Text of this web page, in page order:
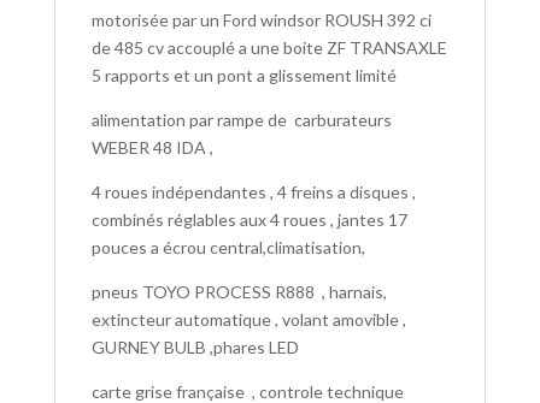
motorisée par un Ford windsor ROUSH 392 ci
de 485 cv accouplé a une boite ZF TRANSAXLE
5 rapports et un pont a glissement limité
alimentation par rampe de carburateurs
WEBER 48 IDA ,
4 roues indépendantes , 4 freins a disques ,
combinés réglables aux 4 roues , jantes 17
pouces a écrou central,climatisation,
pneus TOYO PROCESS R888 , harnais,
extincteur automatique , volant amovible ,
GURNEY BULB ,phares LED
carte grise française , controle technique